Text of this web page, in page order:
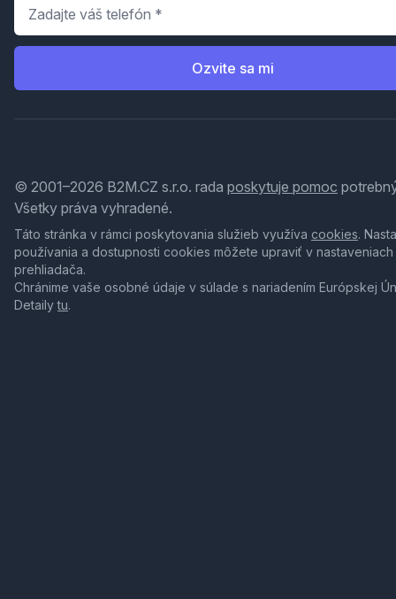
Ozvite sa mi
© 2001–2026 B2M.CZ s.r.o. rada poskytuje pomoc
Všetky práva vyhradené.
Táto stránka v rámci poskytovania služieb využíva cookies.
používania a dostupnosti cookies môžete upraviť v nastaveniach
prehliadača.
Chránime vaše osobné údaje v súlade s nariadením Európskej
Detailytu.